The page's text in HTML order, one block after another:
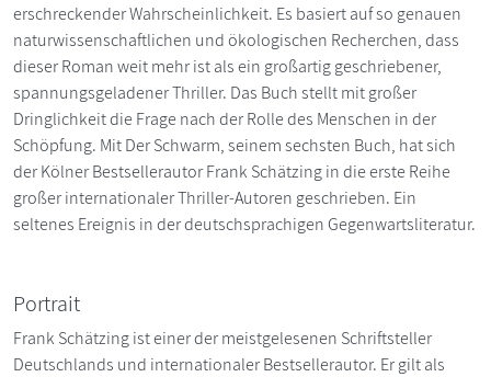
erschreckender Wahrscheinlichkeit. Es basiert auf so genauen
naturwissenschaftlichen und ökologischen Recherchen, dass
dieser Roman weit mehr ist als ein großartig geschriebener,
spannungsgeladener Thriller. Das Buch stellt mit großer
Dringlichkeit die Frage nach der Rolle des Menschen in der
Schöpfung. Mit Der Schwarm, seinem sechsten Buch, hat sich
der Kölner Bestsellerautor Frank Schätzing in die erste Reihe
großer internationaler Thriller-Autoren geschrieben. Ein
seltenes Ereignis in der deutschsprachigen Gegenwartsliteratur.
Portrait
Frank Schätzing ist einer der meistgelesenen Schriftsteller
Deutschlands und internationaler Bestsellerautor. Er gilt als